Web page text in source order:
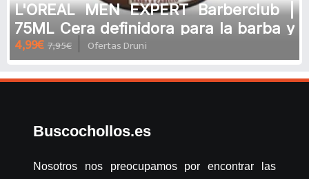
L'OREAL MEN EXPERT Barberclub |
75ML Cera definidora para la barba y
el cabello
4,99€ 7,95€ Ofertas Druni
Buscochollos.es
Nosotros nos preocupamos por encontrar las